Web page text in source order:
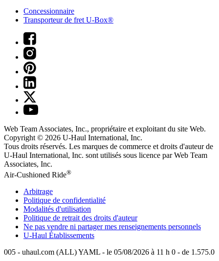
Concessionnaire
Transporteur de fret U-Box®
Web Team Associates, Inc., propriétaire et exploitant du site Web.
Copyright © 2026 U-Haul International, Inc.
Tous droits réservés. Les marques de commerce et droits d'auteur de
U-Haul International, Inc. sont utilisés sous licence par Web Team
Associates, Inc.
Air-Cushioned Ride®
Arbitrage
Politique de confidentialité
Modalités d'utilisation
Politique de retrait des droits d'auteur
Ne pas vendre ni partager mes renseignements personnels
U-Haul Établissements
005 - uhaul.com (ALL) YAML - le 05/08/2026 à 11 h 0 - de 1.575.0